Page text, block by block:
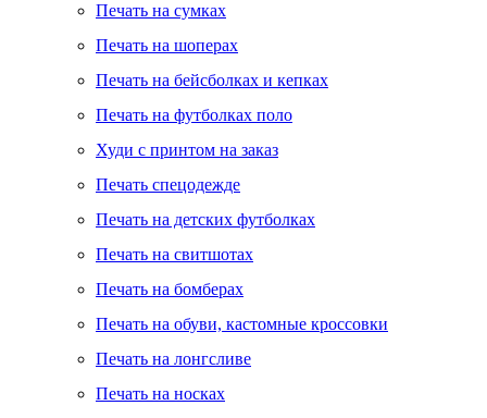
Печать на сумках
Печать на шоперах
Печать на бейсболках и кепках
Печать на футболках поло
Худи с принтом на заказ
Печать спецодежде
Печать на детских футболках
Печать на свитшотах
Печать на бомберах
Печать на обуви, кастомные кроссовки
Печать на лонгсливе
Печать на носках